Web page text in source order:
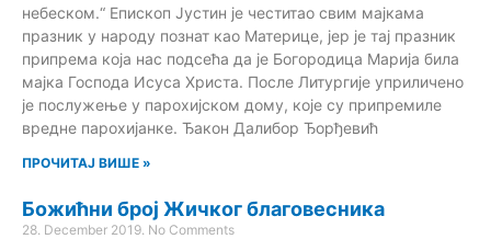
небеском.“ Епископ Јустин је честитао свим мајкама
празник у народу познат као Материце, јер је тај празник
припрема која нас подсећа да је Богородица Марија била
мајка Господа Исуса Христа. После Литургије уприличено
је послужење у парохијском дому, које су припремиле
вредне парохијанке. Ђакон Далибор Ђорђевић
ПРОЧИТАЈ ВИШЕ »
Божићни број Жичког благовесника
28. December 2019. No Comments